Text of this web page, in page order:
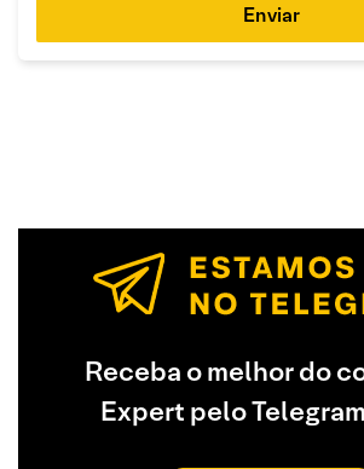
Enviar
Receba o melhor do
Expert pelo